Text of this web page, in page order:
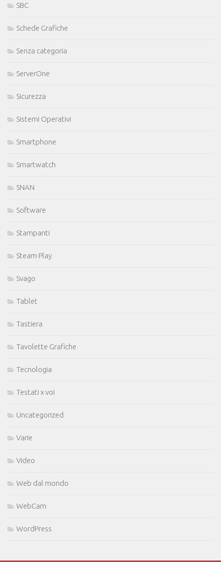
SBC
Schede Grafiche
Senza categoria
ServerOne
Sicurezza
Sistemi Operativi
Smartphone
Smartwatch
SNAN
Software
Stampanti
Steam Play
Svago
Tablet
Tastiera
Tavolette Grafiche
Tecnologia
Testati x voi
Uncategorized
Varie
Video
Web dal mondo
WebCam
WordPress